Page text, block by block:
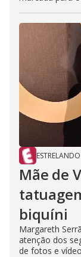
ESTRELANDO
Mãe de
biquíni
Margareth
atenção dos
de fotos e